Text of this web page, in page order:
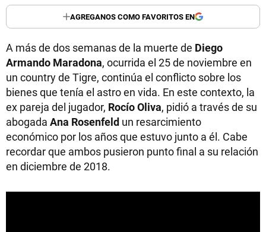
AGREGANOS COMO FAVORITOS EN
A más de dos semanas de la muerte de Diego
Armando Maradona, ocurrida el 25 de noviembre en
un country de Tigre, continúa el conflicto sobre los
bienes que tenía el astro en vida. En este contexto, la
ex pareja del jugador, Rocío Oliva, pidió a través de su
abogada Ana Rosenfeld un resarcimiento
económico por los años que estuvo junto a él. Cabe
recordar que ambos pusieron punto final a su relación
en diciembre de 2018.